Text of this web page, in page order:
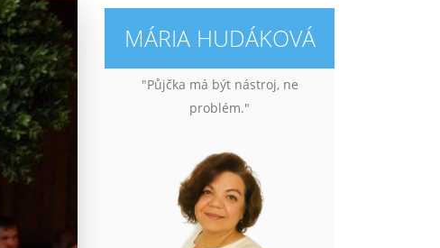
MÁRIA HUDÁKOVÁ
"Půjčka má být nástroj, ne
problém."